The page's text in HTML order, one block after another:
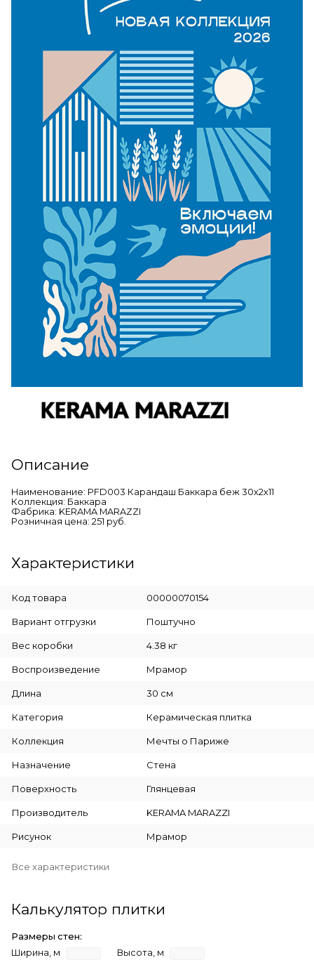
Описание
Наименование: PFD003 Карандаш Баккара беж 30х2х11
Коллекция: Баккара
Фабрика: KERAMA MARAZZI
Розничная цена: 251 руб.
Характеристики
Код товара 00000070154
Вариант отгрузки Поштучно
Вес коробки 4.38 кг
Воспроизведение Мрамор
Длина 30 см
Категория Керамическая плитка
Коллекция Мечты о Париже
Назначение Стена
Поверхность Глянцевая
Производитель KERAMA MARAZZI
Рисунок Мрамор
Все характеристики
Калькулятор плитки
Размеры стен:
Ширина, м
Высота, м